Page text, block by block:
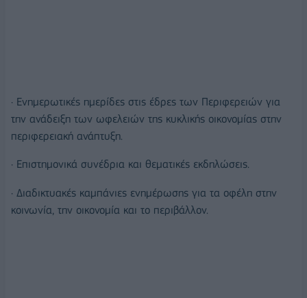
· Ενημερωτικές ημερίδες στις έδρες των Περιφερειών για
την ανάδειξη των ωφελειών της κυκλικής οικονομίας στην
περιφερειακή ανάπτυξη.
· Επιστημονικά συνέδρια και θεματικές εκδηλώσεις.
· Διαδικτυακές καμπάνιες ενημέρωσης για τα οφέλη στην
κοινωνία, την οικονομία και το περιβάλλον.